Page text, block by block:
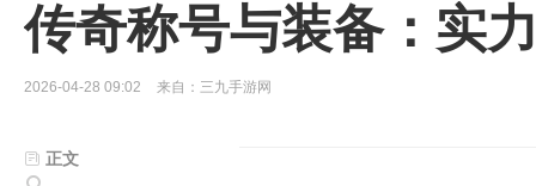
传奇称号与装备：实
2026-04-28 09:02 来自：三九手游网
正文